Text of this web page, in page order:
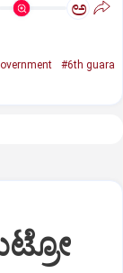
ಅ
#6th guara